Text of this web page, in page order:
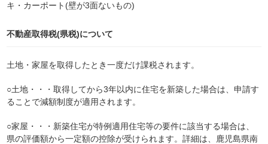
キ・カーポート(壁が3面ないもの)
不動産取得税(県税)について
土地・家屋を取得したとき一度だけ課税されます。
○土地・・・取得してから3年以内に住宅を新築した場合は、申請す
ることで減額制度が適用されます。
○家屋・・・新築住宅が特例適用住宅等の要件に該当する場合は、
県の評価額から一定額の控除が受けられます。詳細は、鹿児島県南